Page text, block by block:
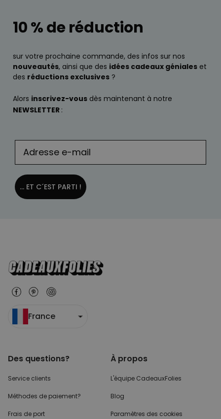
10 % de réduction
sur votre prochaine commande, des infos sur nos
nouveautés, ainsi que des idées cadeaux géniales et
des réductions exclusives ?
Alors inscrivez-vous dès maintenant à notre
NEWSLETTER :
... ET C´EST PARTI !
France
Des questions?
Service clients
Méthodes de paiement?
Frais de port
À propos
L'équipe CadeauxFolies
Blog
Paramètres des cookies